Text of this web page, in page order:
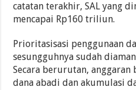
catatan terakhir, SAL yang
mencapai Rp160 triliun.
Prioritasisasi penggunaan
sesungguhnya sudah
Secara berurutan, anggaran
dana abadi dan akumulasi